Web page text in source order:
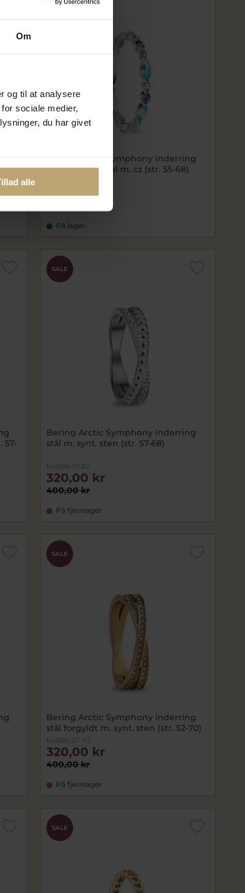
Om
og til at analysere
sociale medier,
du har givet
alle
Bering Arctic Symphony inderring
smal poleret stål m. cz (str. 55-68)
240,00 kr
På lager
57-
SALE
Bering Arctic Symphony inderring
stål m. synt. sten (str. 57-68)
be588-17-X2
400,00 kr
320,00 kr
På fjernlager
SALE
Bering Arctic Symphony inderring
stål forgyldt m. synt. sten (str. 52-70)
be586-27-X2
400,00 kr
320,00 kr
På fjernlager
SALE